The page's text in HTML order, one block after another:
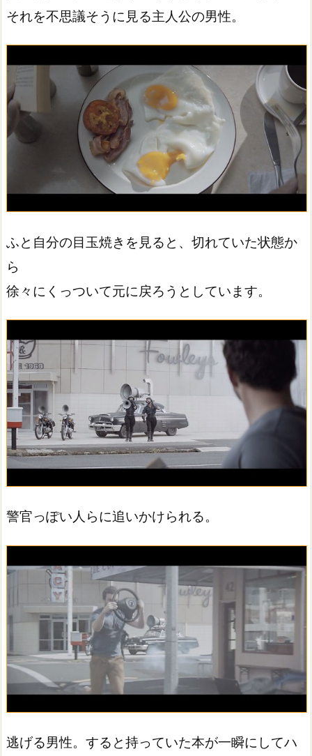
それを不思議そうに見る主人公の男性。
ふと自分の目玉焼きを見ると、切れていた状態か
ら
徐々にくっついて元に戻ろうとしています。
警官っぽい人らに追いかけられる。
逃げる男性。すると持っていた本が一瞬にしてハ